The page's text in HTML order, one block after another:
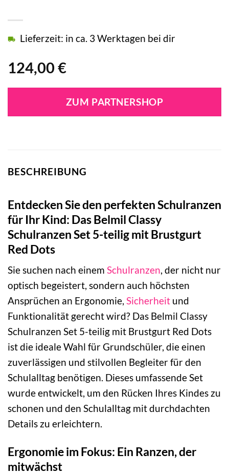
124,00 €
Lieferzeit: in ca. 3 Werktagen bei dir
ZUM PARTNERSHOP
BESCHREIBUNG
Entdecken Sie den perfekten Schulranzen
für Ihr Kind: Das Belmil Classy
Schulranzen Set 5-teilig mit Brustgurt
Red Dots
Sie suchen nach einem Schulranzen, der nicht nur
optisch begeistert, sondern auch höchsten
Ansprüchen an Ergonomie, Sicherheit und
Funktionalität gerecht wird? Das Belmil Classy
Schulranzen Set 5-teilig mit Brustgurt Red Dots
ist die ideale Wahl für Grundschüler, die einen
zuverlässigen und stilvollen Begleiter für den
Schulalltag benötigen. Dieses umfassende Set
wurde entwickelt, um den Rücken Ihres Kindes zu
schonen und den Schulalltag mit durchdachten
Details zu erleichtern.
Ergonomie im Fokus: Ein Ranzen, der
mitwächst